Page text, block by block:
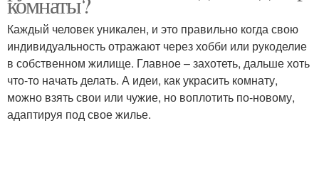
Каждый человек уникален, и это правильно когда свою
индивидуальность отражают через хобби или рукоделие
в собственном жилище. Главное – захотеть, дальше хоть
что-то начать делать. А идеи, как украсить комнату,
можно взять свои или чужие, но воплотить по-новому,
адаптируя под свое жилье.